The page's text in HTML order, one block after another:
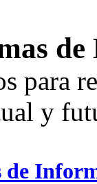
de
para
y
de